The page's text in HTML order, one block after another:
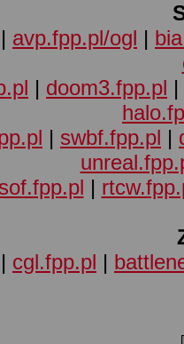
| avp.fpp.pl/ogl |
| doom3.fpp.pl |
| swbf.fpp.pl |
sof.fpp.pl |
| cgl.fpp.pl |